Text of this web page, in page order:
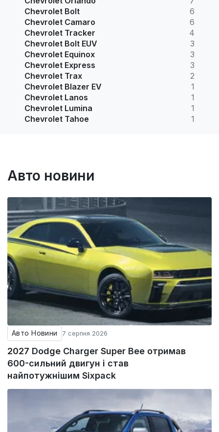
Chevrolet Bolt
6
Chevrolet Camaro
6
Chevrolet Tracker
4
Chevrolet Bolt EUV
3
Chevrolet Equinox
3
Chevrolet Express
3
Chevrolet Trax
2
Chevrolet Blazer EV
1
Chevrolet Lanos
1
Chevrolet Lumina
1
Chevrolet Tahoe
1
Авто новини
Авто Новини 7 серпня 2026
2027 Dodge Charger Super Bee отримав
600-сильний двигун і став
найпотужнішим Sixpack